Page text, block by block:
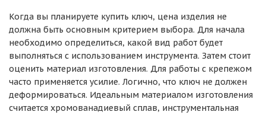
Когда вы планируете купить ключ, цена изделия не
должна быть основным критерием выбора. Для начала
необходимо определиться, какой вид работ будет
выполняться с использованием инструмента. Затем стоит
оценить материал изготовления. Для работы с крепежом
часто применяется усилие. Логично, что ключ не должен
деформироваться. Идеальным материалом изготовления
считается хромованадиевый сплав, инструментальная